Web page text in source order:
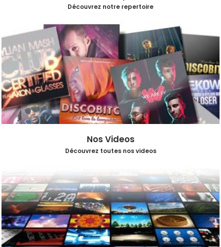
Découvrez notre repertoire
Nos Videos
Découvrez toutes nos videos